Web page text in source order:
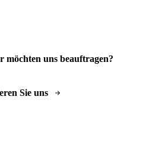
möchten uns beauftragen?
Sie uns